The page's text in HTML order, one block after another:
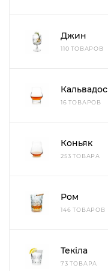
Джин
110 ТОВАРОВ
Кальвадос
16 ТОВАРОВ
Коньяк
253 ТОВАРА
Ром
146 ТОВАРОВ
Текіла
73 ТОВАРА